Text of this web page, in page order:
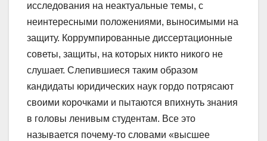
исследования на неактуальные темы, с
неинтересными положениями, выносимыми на
защиту. Коррумпированные диссертационные
советы, защиты, на которых никто никого не
слушает. Слепившиеся таким образом
кандидаты юридических наук гордо потрясают
своими корочками и пытаются впихнуть знания
в головы ленивым студентам. Все это
называется почему-то словами «высшее